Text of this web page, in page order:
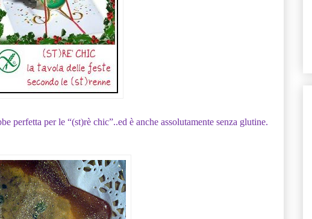
perfetta per le “(st)rè chic”..ed è anche assolutamente senza glutine.